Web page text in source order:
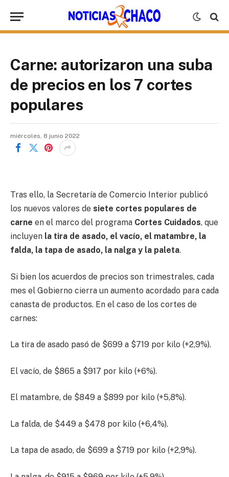
Carne: autorizaron una suba
de precios en los 7 cortes
populares
miércoles, 8 junio 2022
Tras ello, la Secretaría de Comercio Interior publicó
los nuevos valores de siete cortes populares de
carne en el marco del programa Cortes Cuidados, que
incluyen la tira de asado, el vacío, el matambre, la
falda, la tapa de asado, la nalga y la paleta.
Si bien los acuerdos de precios son trimestrales, cada
mes el Gobierno cierra un aumento acordado para cada
canasta de productos. En el caso de los cortes de
carnes:
La tira de asado pasó de $699 a $719 por kilo (+2,9%).
El vacío, de $865 a $917 por kilo (+6%).
El matambre, de $849 a $899 por kilo (+5,8%).
La falda, de $449 a $478 por kilo (+6,4%).
La tapa de asado, de $699 a $719 por kilo (+2,9%).